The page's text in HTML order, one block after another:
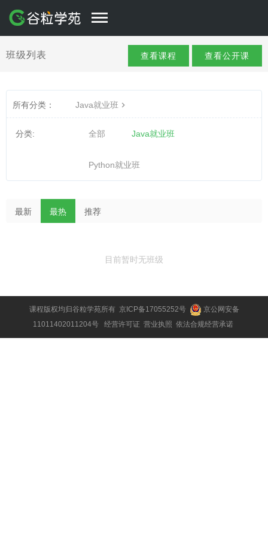
班级列表 查看课程 查看公开课
所有分类： Java就业班
分类: 全部 Java就业班
Python就业班
最新 最热 推荐
目前暂时无班级
课程版权均归谷粒学苑所有 京ICP备17055252号
京公网安备
11011402011204号
经营许可证 营业执照 依法合规经营承诺